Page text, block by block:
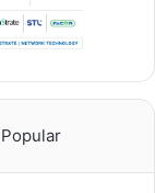
Popular